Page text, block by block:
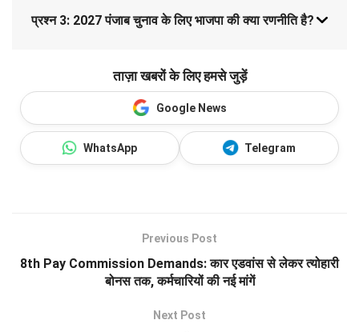
प्रश्न 3: 2027 पंजाब चुनाव के लिए भाजपा की क्या रणनीति है?
ताज़ा खबरों के लिए हमसे जुड़ें
Google News
WhatsApp Telegram
Previous Post
8th Pay Commission Demands: कार एडवांस से लेकर त्योहारी
बोनस तक, कर्मचारियों की नई मांगें
Next Post